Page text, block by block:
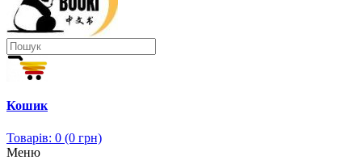
Кошик
Товарів: 0 (0 грн)
Меню